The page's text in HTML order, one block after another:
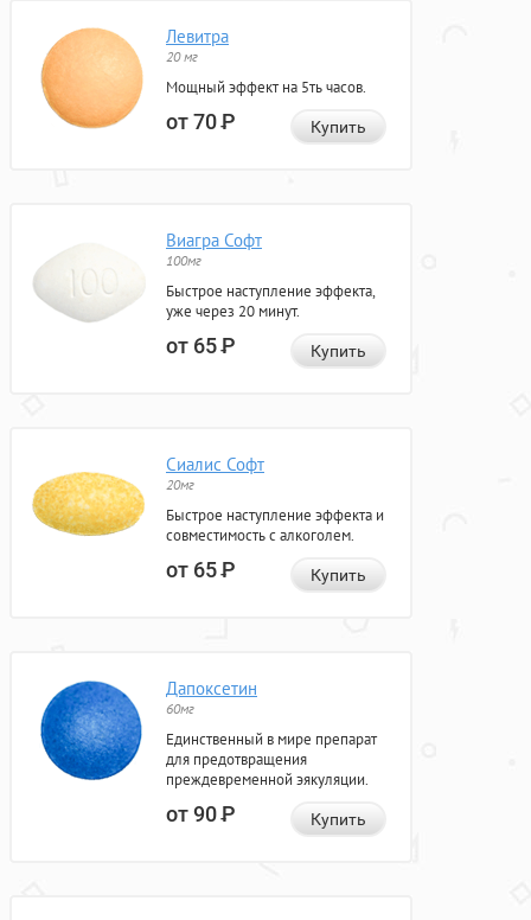
Левитра
20 мг
Мощный эффект на 5ть часов.
от 70Р Купить
Виагра Софт
100мг
Быстрое наступление эффекта,
уже через 20 минут.
от 65Р Купить
Сиалис Софт
20мг
Быстрое наступление эффекта и
совместимость с алкоголем.
от 65Р Купить
Дапоксетин
60мг
Единственный в мире препарат
для предотвращения
преждевременной эякуляции.
от 90Р Купить